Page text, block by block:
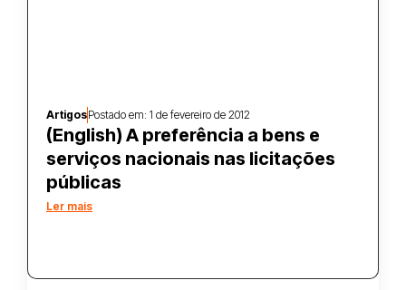
ArtigosPostado em: 1 de fevereiro de 2012
(English) A preferência a bens e
serviços nacionais nas licitações
públicas
Ler mais